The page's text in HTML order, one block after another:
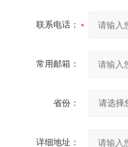
联系电话：
常用邮箱：
省份：
详细地址：